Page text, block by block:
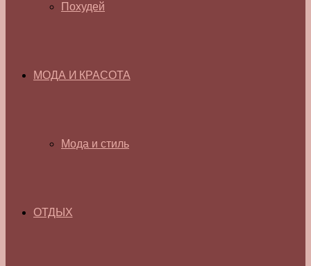
Похудей
МОДА И КРАСОТА
Мода и стиль
ОТДЫХ